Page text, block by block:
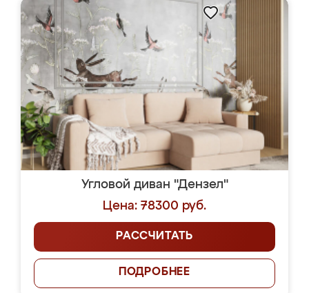
Угловой диван "Дензел"
Цена: 78300 руб.
РАССЧИТАТЬ
ПОДРОБНЕЕ